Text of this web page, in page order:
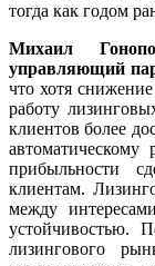
тогда как годом
Михаил
управляющий
что хотя
работу
клиентов более
прибыльности
клиентам.
между
устойчивостью.
лизингового